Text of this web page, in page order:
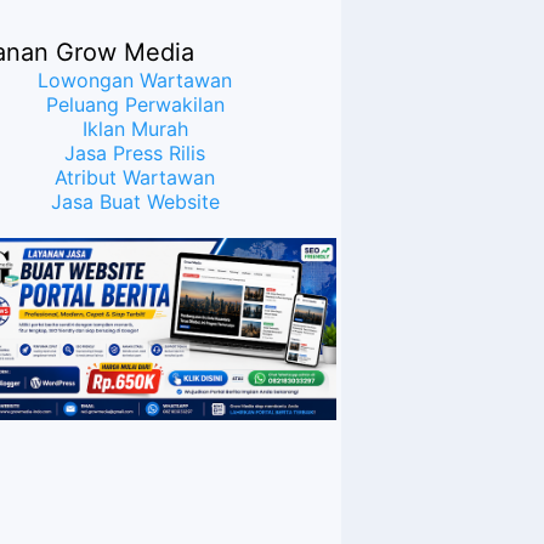
Grow Media
Lowongan Wartawan
Peluang Perwakilan
Iklan Murah
Jasa Press Rilis
Atribut Wartawan
Jasa Buat Website